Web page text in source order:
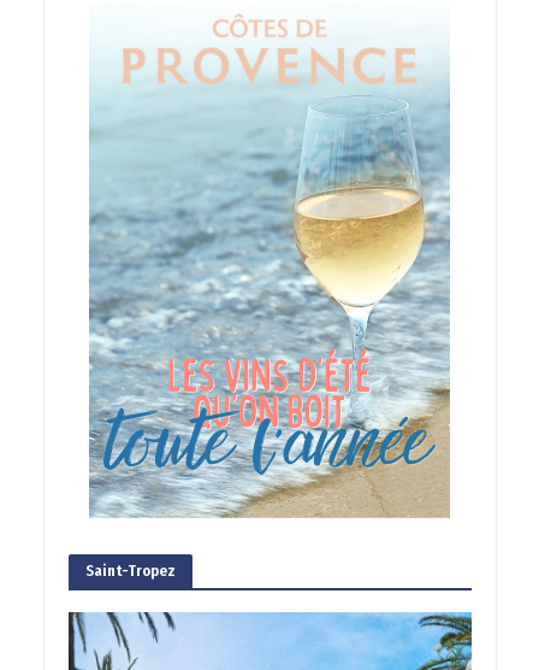
Saint-Tropez